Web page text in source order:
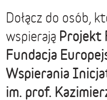
Dołącz do osób,
wspierają Projekt
Fundacja
Wspierania
im. prof.